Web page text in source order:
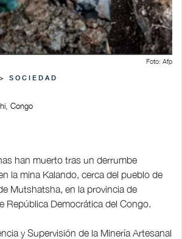
Foto: Afp
SOCIEDAD
Congo
han muerto tras un derrumbe
la mina Kalando, cerca del pueblo de
Mutshatsha, en la provincia de
República Democrática del Congo.
y Supervisión de la Minería Artesanal